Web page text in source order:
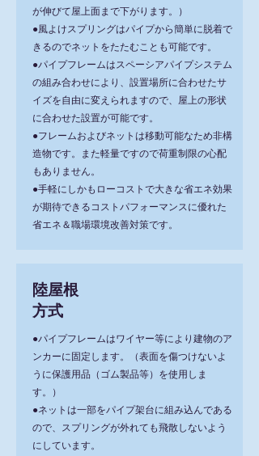
が伸びて屋上面まで下がります。）
●風よけスプリングはパイプから簡単に脱着で
きるのでネットをたたむことも可能です。
●パイプフレームはスペーシアパイプシステム
の組み合わせにより、設置場所に合わせたサ
イズを自由に変えられますので、屋上の形状
に合わせた設置が可能です。
●フレームおよびネットは移動可能なため非構
造物です。また軽量ですので荷重制限の心配
もありません。
●手軽にしかもローコストで大きな省エネ効果
が期待できるコストパフォーマンスに優れた
省エネ＆職場環境改善対策です。
陸屋根
方式
●パイプフレームはワイヤー等により建物のア
ンカーに固定します。（表面を傷つけないよ
うに保護用品（ゴム製品等）を使用しま
す。）
●ネットは一部をパイプ架台に組み込んである
ので、スプリングが外れても飛散しないよう
にしています。